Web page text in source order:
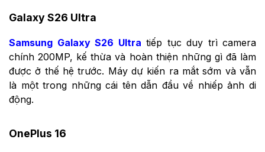
Galaxy S26 Ultra
Samsung Galaxy S26 Ultra tiếp tục duy trì camera
chính 200MP, kế thừa và hoàn thiện những gì đã làm
được ở thế hệ trước. Máy dự kiến ra mắt sớm và vẫn
là một trong những cái tên dẫn đầu về nhiếp ảnh di
động.
OnePlus 16